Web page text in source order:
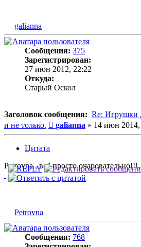
galianna
Сообщения: 375
Зарегистрирован:
27 июн 2012, 22:22
Откуда:
Старый Оскол
Заголовок сообщения: Re: Игрушки
и не только.
Сообщение
galianna » 14 июн 2014,
Цитата
Petrovna , всё просто очаровательно!!!.
Petrovna
Сообщения: 768